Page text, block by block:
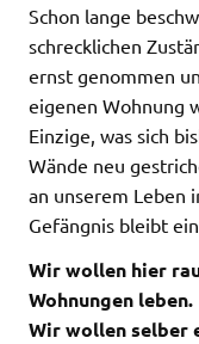
Schon lange
schrecklichen
ernst genommen
eigenen Wohnung
Einzige, was sich
Wände neu
an unserem Leben
Gefängnis bleibt
Wir wollen hier
Wohnungen leben.
Wir wollen selber